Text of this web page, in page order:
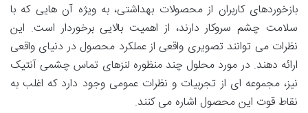
بازخوردهای کاربران از محصولات بهداشتی، به ویژه آن هایی که با
سلامت چشم سروکار دارند، از اهمیت بالایی برخوردار است. این
نظرات می توانند تصویری واقعی از عملکرد محصول در دنیای واقعی
ارائه دهند. در مورد محلول چند منظوره لنزهای تماس چشمی آنتیک
نیز، مجموعه ای از تجربیات و نظرات عمومی وجود دارد که اغلب به
نقاط قوت این محصول اشاره می کنند.